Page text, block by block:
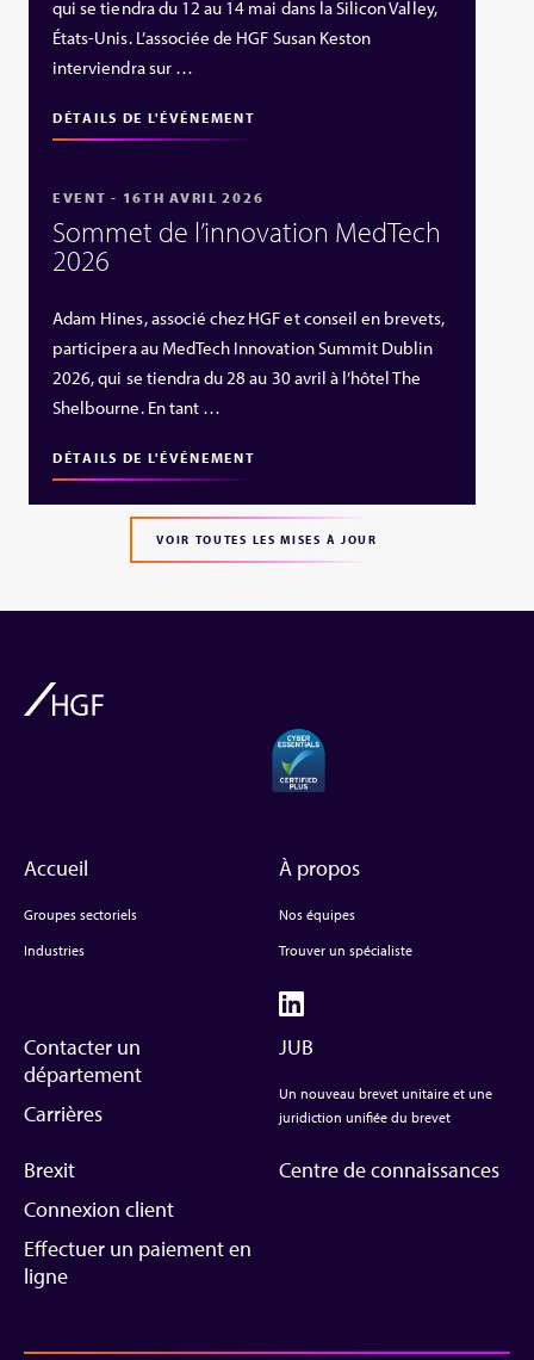
qui se tiendra du 12 au 14 mai dans la Silicon Valley,
États‑Unis. L’associée de HGF Susan Keston
interviendra sur …
DÉTAILS DE L'ÉVÉNEMENT
EVENT - 16TH AVRIL 2026
Sommet de l’innovation MedTech
2026
Adam Hines, associé chez HGF et conseil en brevets,
participera au MedTech Innovation Summit Dublin
2026, qui se tiendra du 28 au 30 avril à l’hôtel The
Shelbourne. En tant …
DÉTAILS DE L'ÉVÉNEMENT
VOIR TOUTES LES MISES À JOUR
Accueil
Groupes sectoriels
Industries
À propos
Nos équipes
Trouver un spécialiste
Contacter un
département
Carrières
JUB
Un nouveau brevet unitaire et une
juridiction unifiée du brevet
Brexit
Connexion client
Effectuer un paiement en
ligne
Centre de connaissances